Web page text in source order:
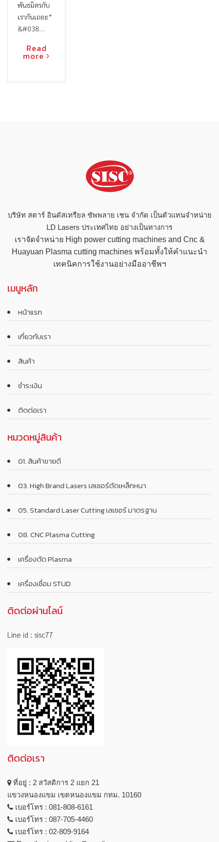
พันธมิตรกับ
เรากันเถอะ”
&#038…
Read
more
บริษัท สตาร์ อินดัสเทรียล ซัพพลาย เชน จำกัด เป็นตัวแทนจำหน่าย
LD Lasers ประเทศไทย อย่างเป็นทางการ
เราจัดจำหน่าย High power cutting machines and Cnc &
Huayuan Plasma cutting machines พร้อมทั้งให้คำแนะนำ
เทคนิคการใช้งานอย่างมืออาชีพฯ
เมนูหลัก
หน้าแรก
เกี่ยวกับเรา
สินค้า
ชำระเงิน
ติดต่อเรา
หมวดหมู่สินค้า
01. สินค้าขายดี
03. High Brand Lasers เลเซอร์ตัดเหล็กหนา
05. Standard Laser Cutting เลเซอร์ มาตรฐาน
08. CNC Plasma Cutting
เครื่องตัด Plasma
เครื่องเชื่อม STUD
ติดต่อผ่านไลน์
Line id : sisc77
ติดต่อเรา
ที่อยู่ : 2 สวัสดิการ 2 แยก 21
แขวงหนองแขม เขตหนองแขม กทม. 10160
เบอร์โทร : 081-808-6161
เบอร์โทร : 087-705-4460
เบอร์โทร : 02-809-9164